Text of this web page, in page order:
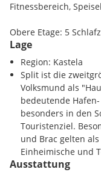
Fitnessbereich,
Obere Etage: 5
Im Außenbereich der
Infinity-
fünf Stellplätze. Die
Möblierung zum
Geplanter
Distanz zum Meer: ca.
Lage
Region: Kastela
Split ist die
Volksmund als
bedeutende
besonders in den
Touristenziel.
und Brac gelten
Einheimische und
Ausstattung